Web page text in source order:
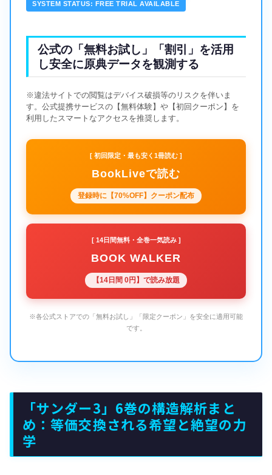
SYSTEM STATUS: FREE TRIAL AVAILABLE
公式の「無料お試し」「割引」を活用
し安全に原典データを観測する
※違法サイトでの閲覧はデバイス破損等のリスクを伴いま
す。公式提携サービスの【無料体験】や【初回クーポン】を
利用したスマートなアクセスを推奨します。
[ 初回限定・最も安く1冊読む ]
BookLiveで読む
登録時に【70%OFF】クーポン配布
[ 14日間無料・全巻一気読み ]
BOOK WALKER
【14日間 0円】で読み放題
※各公式ストアでの「無料お試し」「限定クーポン」を安全に適用可能
です。
「サンダー3」6巻の構造解析まと
め：等価交換される希望と絶望の力
学